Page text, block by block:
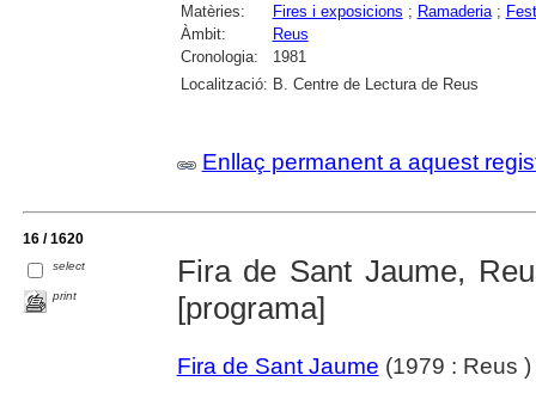
Matèries: Fires i exposicions ; Ramaderia;
Àmbit:
Reus
Cronologia:
1981
Localització: B. Centre de Lectura de Reus
Enllaç permanent a aquest
16 / 1620
select
print
Fira de Sant Jaume,
[programa]
Fira de Sant Jaume (1979 : Reus )